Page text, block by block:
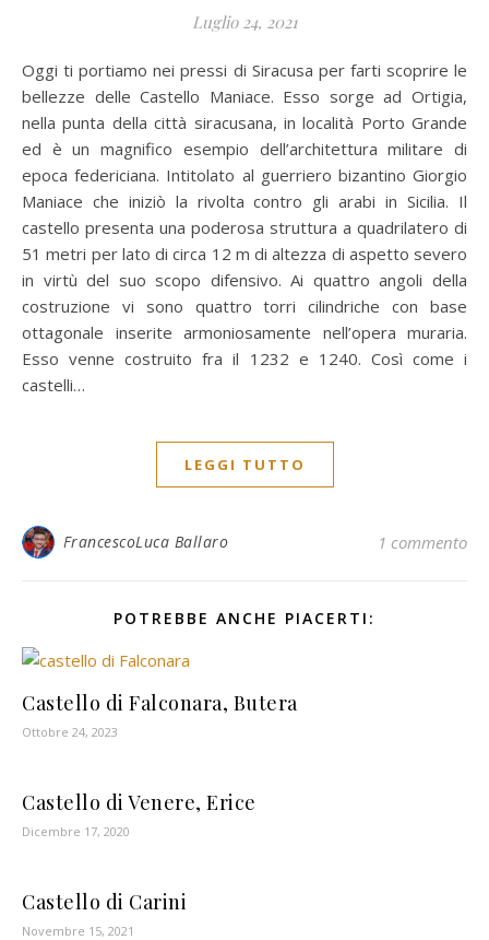
Luglio 24, 2021
Oggi ti portiamo nei pressi di Siracusa per farti scoprire le
bellezze delle Castello Maniace. Esso sorge ad Ortigia,
nella punta della città siracusana, in località Porto Grande
ed è un magnifico esempio dell’architettura militare di
epoca federiciana. Intitolato al guerriero bizantino Giorgio
Maniace che iniziò la rivolta contro gli arabi in Sicilia. Il
castello presenta una poderosa struttura a quadrilatero di
51 metri per lato di circa 12 m di altezza di aspetto severo
in virtù del suo scopo difensivo. Ai quattro angoli della
costruzione vi sono quattro torri cilindriche con base
ottagonale inserite armoniosamente nell’opera muraria.
Esso venne costruito fra il 1232 e 1240. Così come i
castelli…
LEGGI TUTTO
FrancescoLuca Ballaro 1 commento
POTREBBE ANCHE PIACERTI:
Castello di Falconara, Butera
Ottobre 24, 2023
Castello di Venere, Erice
Dicembre 17, 2020
Castello di Carini
Novembre 15, 2021